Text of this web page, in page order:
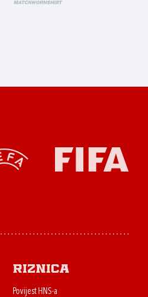
Riznica
Povijest HNS-a